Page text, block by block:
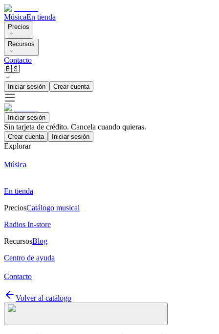
MúsicaEn tienda
Precios
Recursos
Contacto
🇪🇸
Iniciar sesión Crear cuenta
Iniciar sesión
Sin tarjeta de crédito. Cancela cuando quieras.
Crear cuenta Iniciar sesión
Explorar
Música
En tienda
PreciosCatálogo musical
Radios In-store
RecursosBlog
Centro de ayuda
Contacto
Volver al catálogo